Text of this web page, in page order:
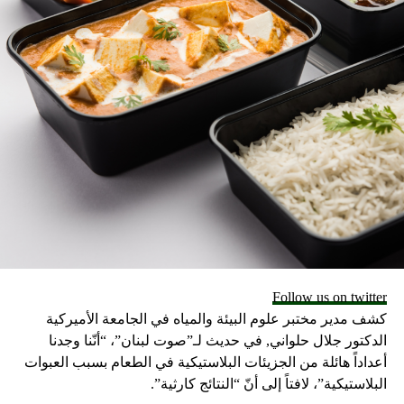
(Michael Siegel) الذي هو بروفيسور في علم الصحة الإجتماعية
في كلية الصحة بجامعة بوسطن؛ كان طابع هذه العقود يتعارض
مع أخلاقيات البحث الموضوعية، قائلاً بأن: “الشركة لديها الحق
في التدخل بعرض الأبحاث، لكن بأن يغيروهم فهذا يعد إنتهاك
لأخلاقيات البحث. الجامعات لن تسمح بمثل هذا الأمر. جامعتي
أصلاً لن تسمح لي بتوقيع عقد مثل هذا.” يشير “سيجل” أيضاً إلى
أن الطابع في العقود التي حاز عليها الباحثين هو مثال ملموس
وواضح حول المدى الذي تستطيع به التمويلات الصناعية أن
تشكّل وتتلاعب بطبيعة البحث، وأن هنالك طرق أخرى أكثر دهاءً
حتى، فالشركات أصبحت تستخدم العلم ليخدم مصالحها، فكل
هذه الأشياء تمثل أسباباً تشرح لماذا الأبحاث الصناعية المموّلة
غالباً ما تقدم نتائج مُرضية لصناعتها مقارنة بالدراسات الأخرى.
الدراسات والسياسات والإنتقادات التي قد تكون ضارة لهم. حيث
يقول “سيجل” : “أنت تساهم هكذا في تسويق هذه المنتجات على
التي هي رئيسة الرقابة الصحية في جامعة سيدني في رسالة
إلكترونية إلى نفس المجلة أيضاً بأن ” الشركات بإمكانها
Follow us on twitter
كشف مدير مختبر علوم البيئة والمياه في الجامعة الأميركية
الدكتور جلال حلواني, في حديث لـ”صوت لبنان”، “أنّنا وجدنا
أعداداً هائلة من الجزيئات البلاستيكية في الطعام بسبب العبوات
البلاستيكية”، لافتاً إلى أنّ “النتائج كارثية”.